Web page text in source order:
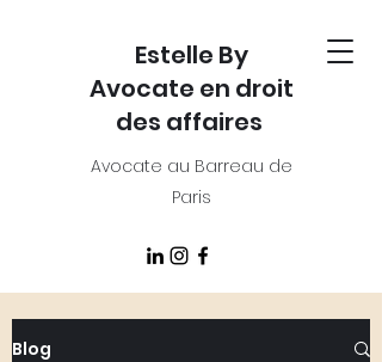
Estelle By
Avocate en droit
des affaires
Avocate au Barreau de
Paris
Blog